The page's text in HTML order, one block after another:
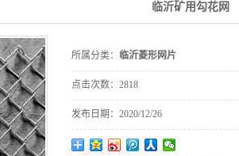
临沂矿用勾花网
所属分类： 临沂菱形网片
点击次数： 2818
发布日期： 2020/12/26